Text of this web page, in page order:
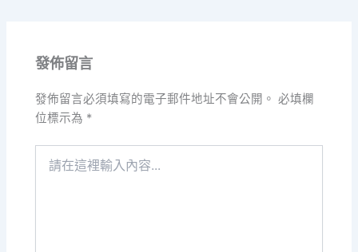
發佈留言
發佈留言必須填寫的電子郵件地址不會公開。 必填欄
位標示為 *